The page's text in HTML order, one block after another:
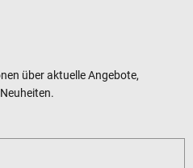
über aktuelle Angebote,